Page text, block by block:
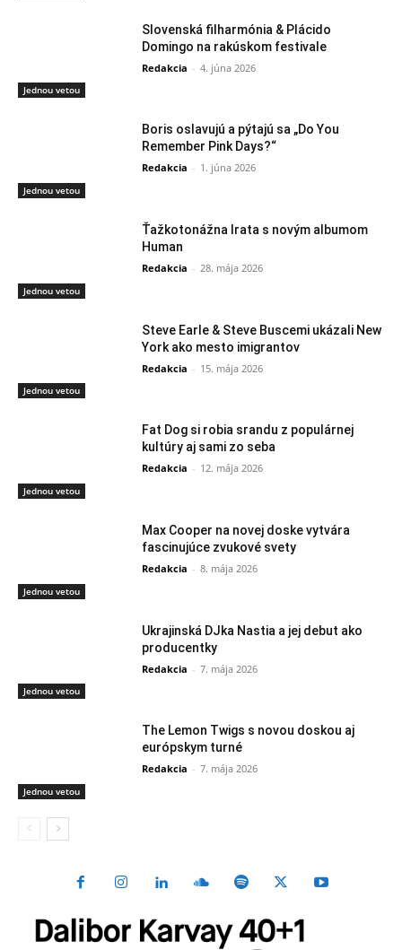
Jednou vetou
Slovenská filharmónia & Plácido
Domingo na rakúskom festivale
Redakcia - 4. júna 2026
Jednou vetou
Boris oslavujú a pýtajú sa „Do You
Remember Pink Days?“
Redakcia - 1. júna 2026
Jednou vetou
Ťažkotonážna Irata s novým albumom
Human
Redakcia - 28. mája 2026
Jednou vetou
Steve Earle & Steve Buscemi ukázali New
York ako mesto imigrantov
Redakcia - 15. mája 2026
Jednou vetou
Fat Dog si robia srandu z populárnej
kultúry aj sami zo seba
Redakcia - 12. mája 2026
Jednou vetou
Max Cooper na novej doske vytvára
fascinujúce zvukové svety
Redakcia - 8. mája 2026
Jednou vetou
Ukrajinská DJka Nastia a jej debut ako
producentky
Redakcia - 7. mája 2026
Jednou vetou
The Lemon Twigs s novou doskou aj
európskym turné
Redakcia - 7. mája 2026